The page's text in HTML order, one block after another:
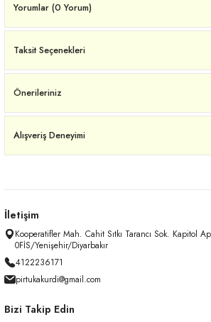
Yorumlar (0 Yorum)
Taksit Seçenekleri
Önerileriniz
Alışveriş Deneyimi
İletişim
Kooperatifler Mah. Cahit Sıtkı Tarancı Sok. Kapitol
0FİS/Yenişehir/Diyarbakır
4122236171
pirtukakurdi@gmail.com
Bizi Takip Edin